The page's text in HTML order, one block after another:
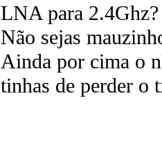
LNA para
Não sejas
Ainda por cima o
tinhas de perder o